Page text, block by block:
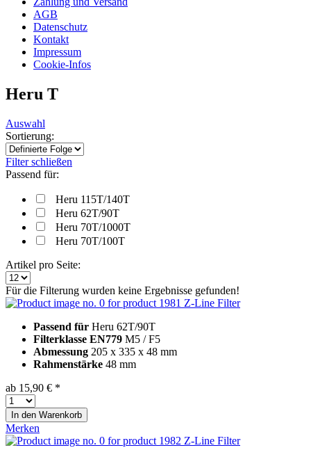
AGB
Datenschutz
Kontakt
Impressum
Cookie-Infos
Heru T
Auswahl
Sortierung:
Filter schließen
Passend für:
Heru 115T/140T
Heru 62T/90T
Heru 70T/1000T
Heru 70T/100T
Artikel pro Seite:
Für die Filterung wurden keine Ergebnisse gefunden!
Z-Line Filter
Passend für Heru 62T/90T
Filterklasse EN779 M5 / F5
Abmessung 205 x 335 x 48 mm
Rahmenstärke 48 mm
ab 15,90 € *
In den Warenkorb
Merken
Z-Line Filter